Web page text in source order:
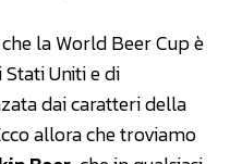
la World Beer Cup è
Stati Uniti e di
dai caratteri della
allora che troviamo